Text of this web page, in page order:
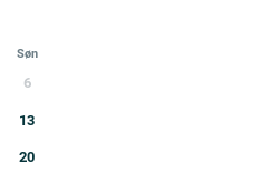
Søn
6
13
20